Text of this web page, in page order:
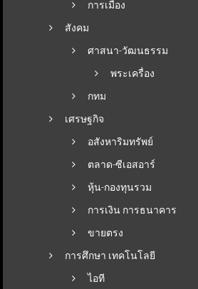
การเมือง
สังคม
ศาสนา-วัฒนธรรม
พระเครื่อง
กทม
เศรษฐกิจ
อสังหาริมทรัพย์
ตลาด-ซีเอสอาร์
หุ้น-กองทุนรวม
การเงิน การธนาคาร
ขายตรง
การศึกษา เทคโนโลยี
ไอที